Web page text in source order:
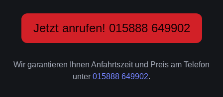
Jetzt anrufen! 015888 649902
Wir garantieren Ihnen Anfahrtszeit und Preis am Telefon
unter 015888 649902.